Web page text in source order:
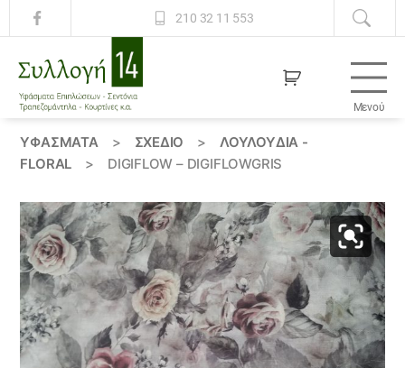
210 32 11 553
14
Μενού
ΥΦΆΣΜΑΤΑ > ΣΧΕΔΙΟ >
ΛΟΥΛΟΎΔΙΑ -
FLORAL
> DIGIFLOW – DIGIFLOWGRIS